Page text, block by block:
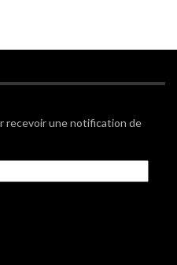
recevoir une notification de